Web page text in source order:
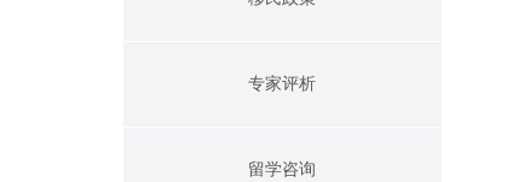
专家评析
留学咨询